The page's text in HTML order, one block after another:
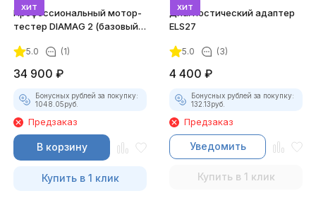
хит
Профессиональный мотор-
тестер DIAMAG 2 (базовый
5.0 (1)
34 900 ₽
Бонусных рублей за покупку:
1048.05руб.
Предзаказ
В корзину
Купить в 1 клик
хит
Диагностический адаптер
ELS27
5.0 (3)
4 400 ₽
Бонусных рублей за покупку:
132.13руб.
Предзаказ
Уведомить
Купить в 1 клик